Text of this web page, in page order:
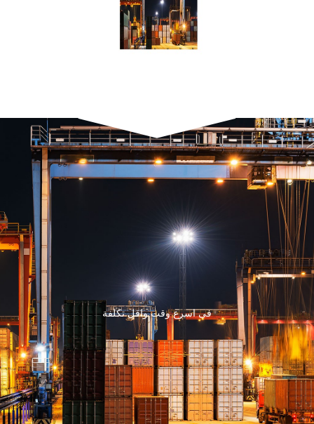
فى اسرع وقت واقل تكلفة